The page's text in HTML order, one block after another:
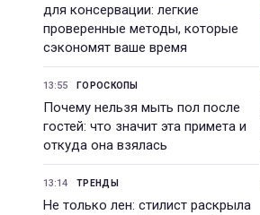
для консервации: легкие
проверенные методы, которые
сэкономят ваше время
13:55 ГОРОСКОПЫ
Почему нельзя мыть пол после
гостей: что значит эта примета и
откуда она взялась
13:14 ТРЕНДЫ
Не только лен: стилист раскрыла